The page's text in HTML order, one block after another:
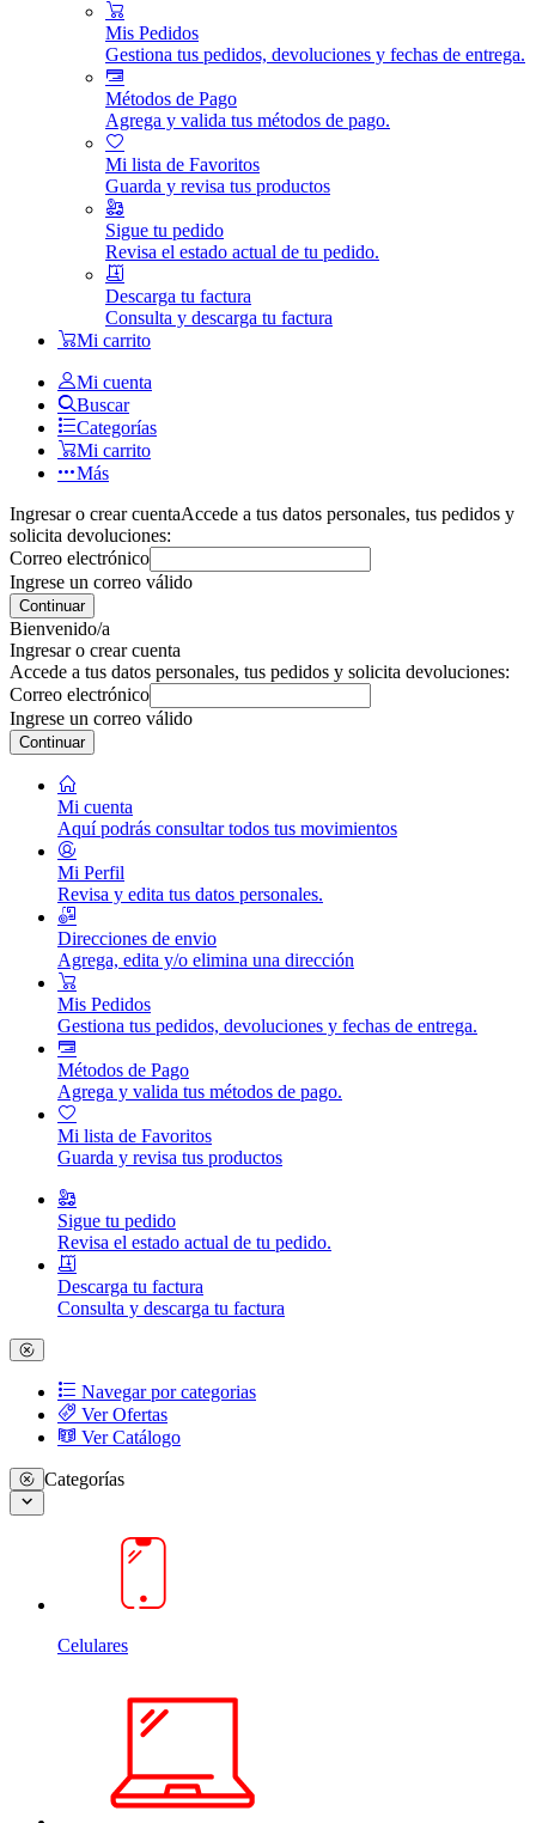
Mis Pedidos
Gestiona tus pedidos, devoluciones y fechas de entrega.
Métodos de Pago
Agrega y valida tus métodos de pago.
Mi lista de Favoritos
Guarda y revisa tus productos
Sigue tu pedido
Revisa el estado actual de tu pedido.
Descarga tu factura
Consulta y descarga tu factura
Mi carrito
Mi cuenta
Buscar
Categorías
Mi carrito
Más
Ingresar o crear cuentaAccede a tus datos personales, tus pedidos y
solicita devoluciones:
Correo electrónico
Ingrese un correo válido
Continuar
Bienvenido/a
Ingresar o crear cuenta
Accede a tus datos personales, tus pedidos y solicita devoluciones:
Correo electrónico
Ingrese un correo válido
Continuar
Mi cuenta
Aquí podrás consultar todos tus movimientos
Mi Perfil
Revisa y edita tus datos personales.
Direcciones de envio
Agrega, edita y/o elimina una dirección
Mis Pedidos
Gestiona tus pedidos, devoluciones y fechas de entrega.
Métodos de Pago
Agrega y valida tus métodos de pago.
Mi lista de Favoritos
Guarda y revisa tus productos
Sigue tu pedido
Revisa el estado actual de tu pedido.
Descarga tu factura
Consulta y descarga tu factura
Navegar por categorias
Ver Ofertas
Ver Catálogo
Categorías
Celulares